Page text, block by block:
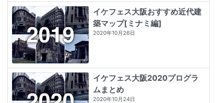
イケフェス大阪おすすめ近代建
築マップ[ミナミ編]
2020年10月26日
イケフェス大阪2020プログラ
ムまとめ
2020年10月24日